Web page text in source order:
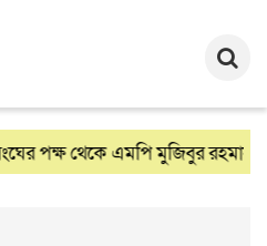
থেকে এমপি মুজিবুর রহমান